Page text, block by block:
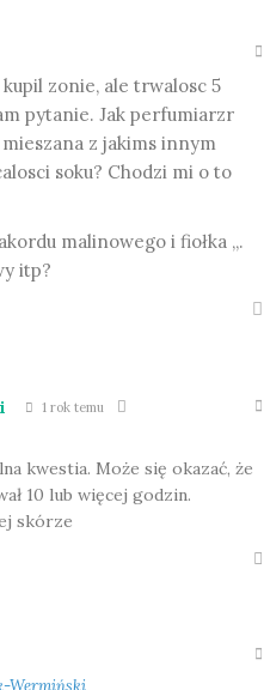
zonie, ale trwalosc 5
pytanie. Jak perfumiarzr
z jakims innym
soku? Chodzi mi o to
malinowego i fiołka „.
itp?
1 rok temu
kwestia. Może się okazać, że
10 lub więcej godzin.
skórze
Wermiński